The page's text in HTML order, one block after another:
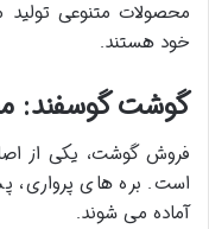
محصولات متنوعی
خود هستند.
گوشت گوسفند:
فروش گوشت، یکی از
است. بره های پرواری،
آماده می شوند.